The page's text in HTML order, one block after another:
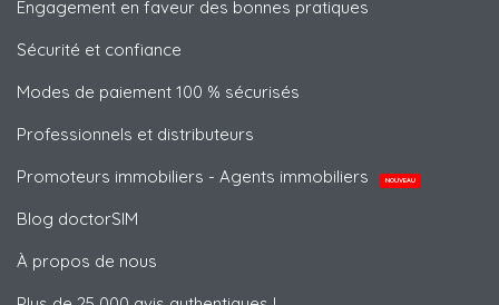
Engagement en faveur des bonnes pratiques
Sécurité et confiance
Modes de paiement 100 % sécurisés
Professionnels et distributeurs
Promoteurs immobiliers - Agents immobiliers
NOUVEAU
Blog doctorSIM
À propos de nous